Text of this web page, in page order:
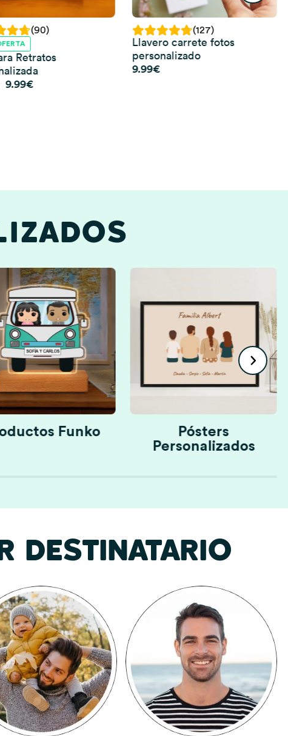
(90)
Retratos
El
9.99€El
(127)
Llavero carrete fotos
personalizado
9.99€
Funko
Pósters
Personalizados
DESTINATARIO